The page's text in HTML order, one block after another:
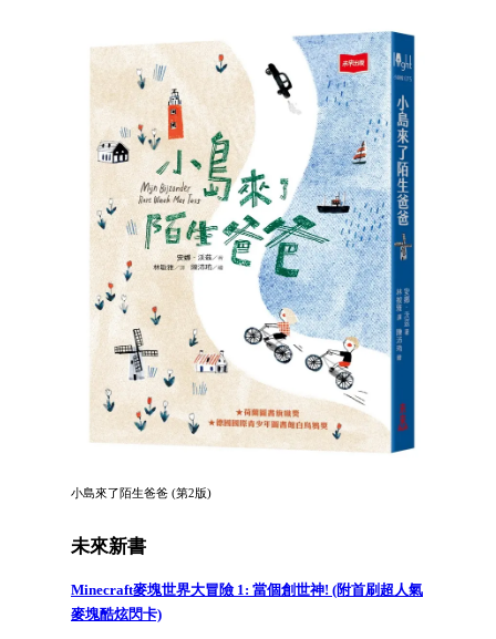
小島來了陌生爸爸 (第2版)
未來新書
Minecraft麥塊世界大冒險 1: 當個創世神! (附首刷超人氣
麥塊酷炫閃卡)